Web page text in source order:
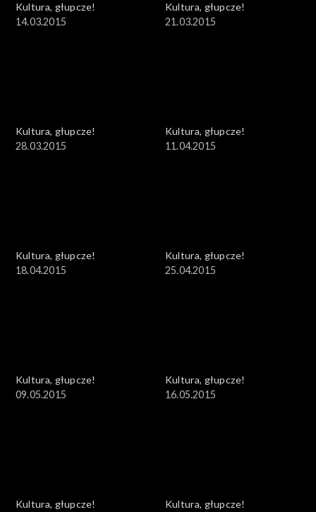
Kultura, głupcze!
14.03.2015
Kultura, głupcze!
21.03.2015
Kultura, głupcze!
28.03.2015
Kultura, głupcze!
11.04.2015
Kultura, głupcze!
18.04.2015
Kultura, głupcze!
25.04.2015
Kultura, głupcze!
09.05.2015
Kultura, głupcze!
16.05.2015
Kultura, głupcze!
Kultura, głupcze!